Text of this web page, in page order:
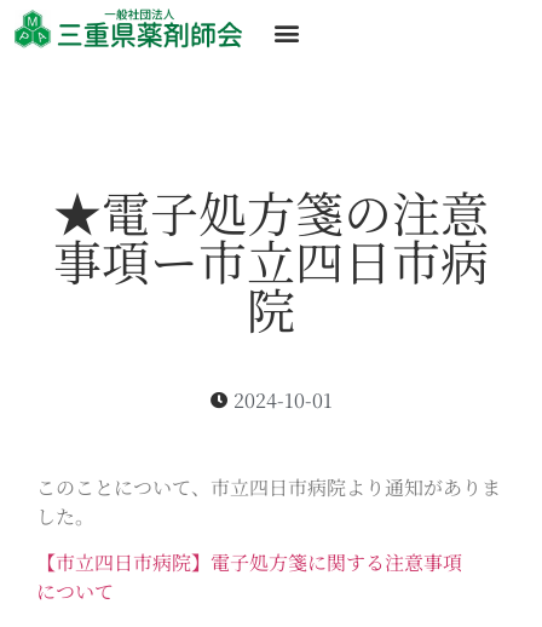
★電子処方箋の注意
事項ー市立四日市病
院
2024-10-01
このことについて、市立四日市病院より通知がありま
した。
【市立四日市病院】電子処方箋に関する注意事項
について